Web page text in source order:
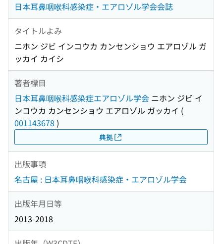
日本耳鼻咽喉科感染症・エアロゾル学会会誌
タイトルよみ
ニホン ジビ インコウカ カンセンショウ エアロゾル ガ
ッカイ カイシ
著者標目
日本耳鼻咽喉科感染症エアロゾル学会 ニホン ジビ イ
ンコウカ カンセンショウ エアロゾル ガッカイ (
001143678 )
典拠
出版事項
名古屋 : 日本耳鼻咽喉科感染症・エアロゾル学会
出版年月日等
2013-2018